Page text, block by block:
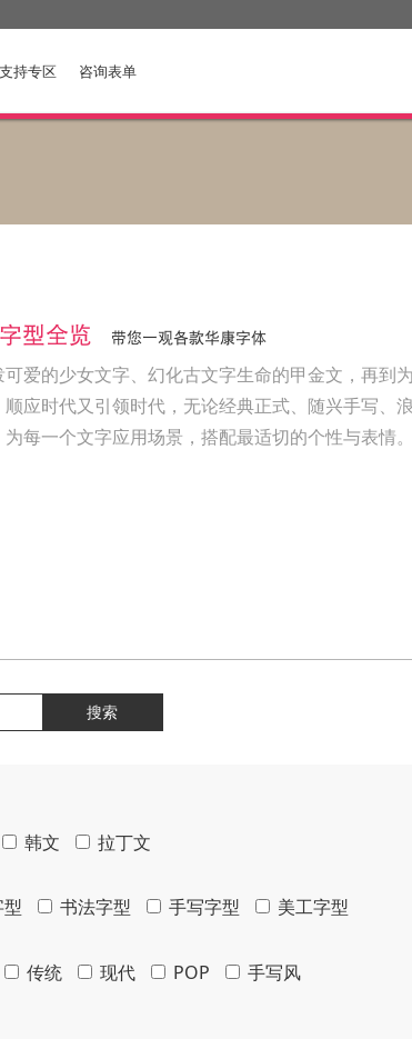
支持专区 咨询表单
型全览 带您一观各款华康字体
可爱的少女文字、幻化古文字生命的甲金文，再
顺应时代又引领时代，无论经典正式、随兴手写、
为每一个文字应用场景，搭配最适切的个性与表情
搜索
韩文 拉丁文
书法字型 手写字型 美工字型
传统 现代 POP 手写风